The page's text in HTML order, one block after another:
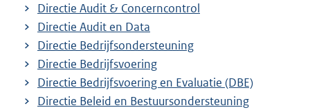
Directie Audit & Concerncontrol
Directie Audit en Data
Directie Bedrijfsondersteuning
Directie Bedrijfsvoering
Directie Bedrijfsvoering en Evaluatie (DBE)
Directie Beleid en Bestuursondersteuning